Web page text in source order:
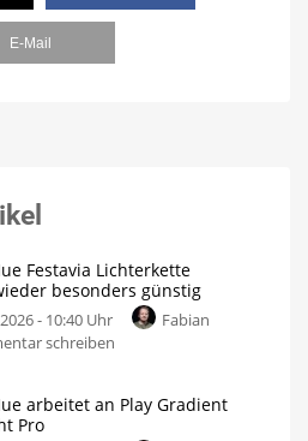
E-Mail
Festavia Lichterkette
besonders günstig
- 10:40 Uhr
Fabian
schreiben
arbeitet an Play Gradient
Pro